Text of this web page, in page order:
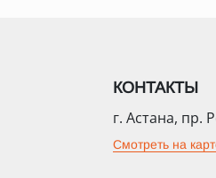
КОНТАКТЫ
г. Астана, пр.
Смотреть на